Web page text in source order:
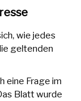
wie jedes
geltenden
eine Frage im
Blatt wurde